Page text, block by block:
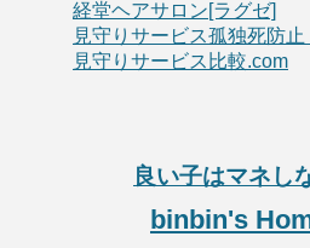
経堂ヘアサロン[ラグゼ]
見守りサービス孤独死防止
見守りサービス比較.com
良い子はマネし
binbin's